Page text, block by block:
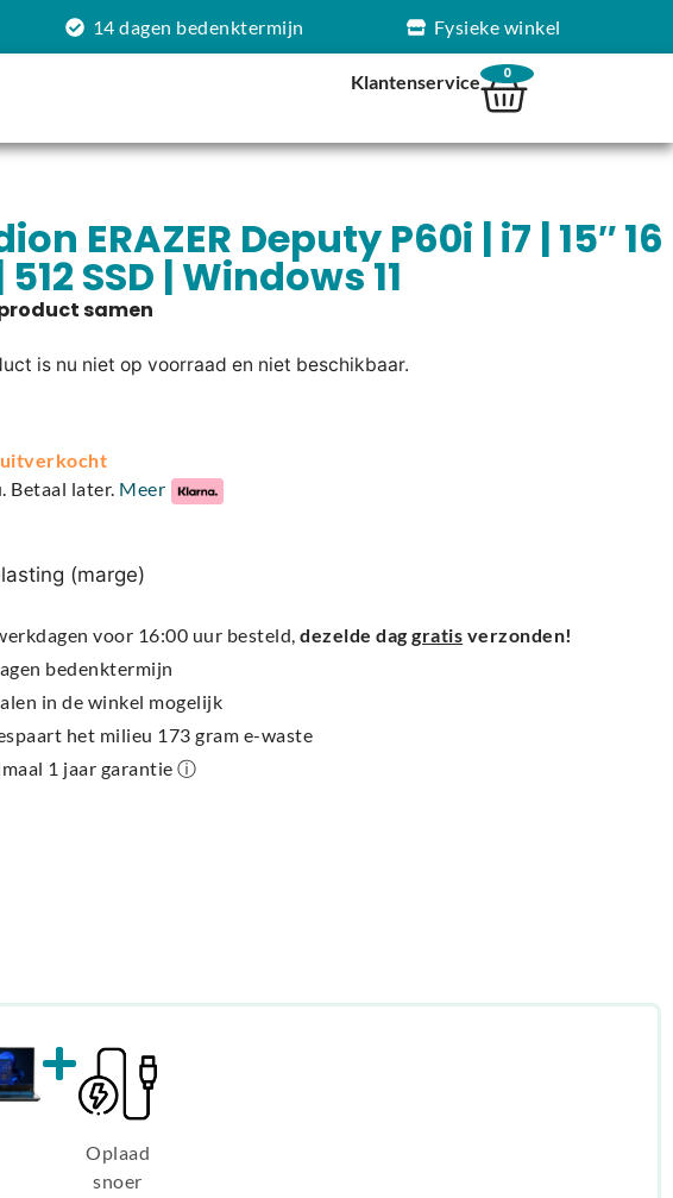
14 dagen bedenktermijn Fysieke winkel
Klantenservice 0
ERAZER Deputy P60i | i7 | 15″ 16
512 SSD | Windows 11
is nu niet op voorraad en niet beschikbaar.
Betaal later. Meer
(marge)
voor 16:00 uur besteld,dezelde daggratis verzonden!
bedenktermijn
in de winkel mogelijk
het milieu 173 gram e-waste
1 jaar garantie ⓘ
Oplaad
snoer